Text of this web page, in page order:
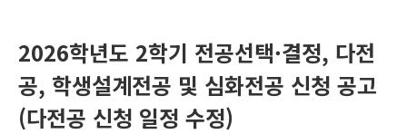
2026학년도 2학기 전공선택·결정, 다전
공, 학생설계전공 및 심화전공 신청 공고
(다전공 신청 일정 수정)